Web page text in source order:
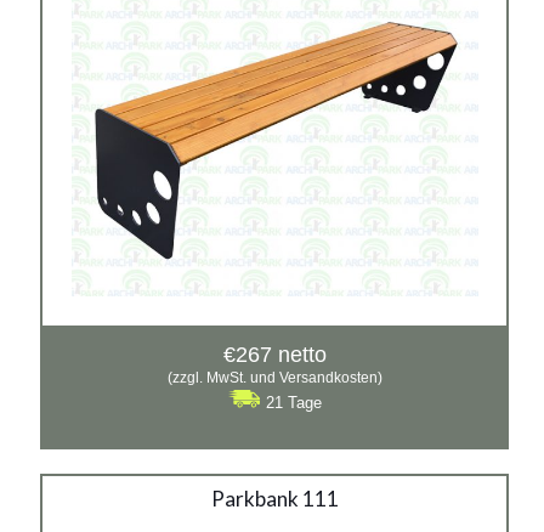
Siehe mehr
€267 netto
(zzgl. MwSt. und Versandkosten)
21 Tage
Parkbank 111